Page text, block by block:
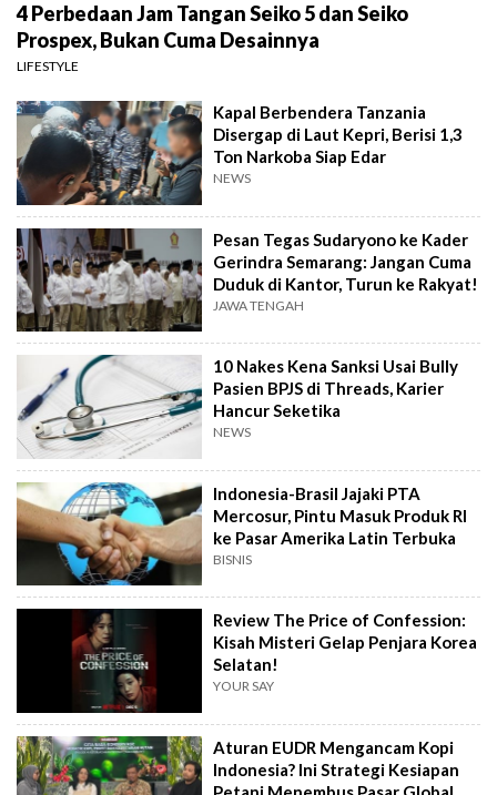
4 Perbedaan Jam Tangan Seiko 5 dan Seiko
Prospex, Bukan Cuma Desainnya
LIFESTYLE
Kapal Berbendera Tanzania
Disergap di Laut Kepri, Berisi 1,3
Ton Narkoba Siap Edar
NEWS
Pesan Tegas Sudaryono ke Kader
Gerindra Semarang: Jangan Cuma
Duduk di Kantor, Turun ke Rakyat!
JAWA TENGAH
10 Nakes Kena Sanksi Usai Bully
Pasien BPJS di Threads, Karier
Hancur Seketika
NEWS
Indonesia-Brasil Jajaki PTA
Mercosur, Pintu Masuk Produk RI
ke Pasar Amerika Latin Terbuka
BISNIS
Review The Price of Confession:
Kisah Misteri Gelap Penjara Korea
Selatan!
YOUR SAY
Aturan EUDR Mengancam Kopi
Indonesia? Ini Strategi Kesiapan